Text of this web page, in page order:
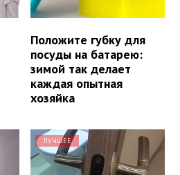
Положите губку для
посуды на батарею:
зимой так делает
каждая опытная
хозяйка
ЛУЧШЕЕ